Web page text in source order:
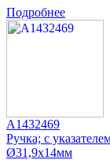
Подробнее
A1432469
Ручка; с
Ø31,9x14мм